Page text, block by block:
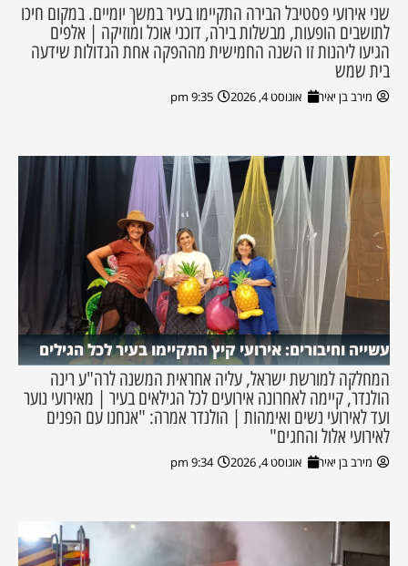
שני אירועי פסטיבל הבירה התקיימו בעיר במשך יומיים. במקום חיכו
לתושבים הופעות, מבשלות בירה, דוכני אוכל ומוזיקה | אלפים
הגיעו ליהנות זו השנה החמישית מההפקה אחת הגדולות שידעה
בית שמש
מירב בן יאיר אוגוסט 4, 2026 9:35 pm
עשייה וחיבורים: אירועי קיץ התקיימו בעיר לכל הגילים
המחלקה למורשת ישראל, עליה אחראית המשנה לרה"ע רינה
הולנדר, קיימה לאחרונה אירועים לכל הגילאים בעיר | מאירועי נוער
ועד לאירועי נשים ואימהות | הולנדר אמרה: "אנחנו עם הפנים
לאירועי אלול והחגים"
מירב בן יאיר אוגוסט 4, 2026 9:34 pm